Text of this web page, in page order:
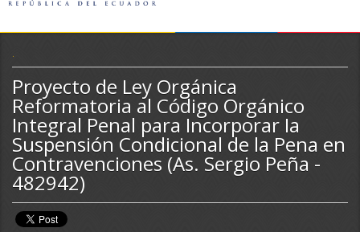
LA ASAMBLEA
LEGISLAMOS
FISCALIZAMOS
TRANSPARENCIA
PRENSA
PARTICIPACIÓN
RELACIONES INTERNACIONALES
AGENDA
.
Proyecto de Ley Orgánica
Reformatoria al Código Orgánico
Integral Penal para Incorporar Ia
Suspensión Condicional de la Pena en
Contravenciones (As. Sergio Peña -
482942)